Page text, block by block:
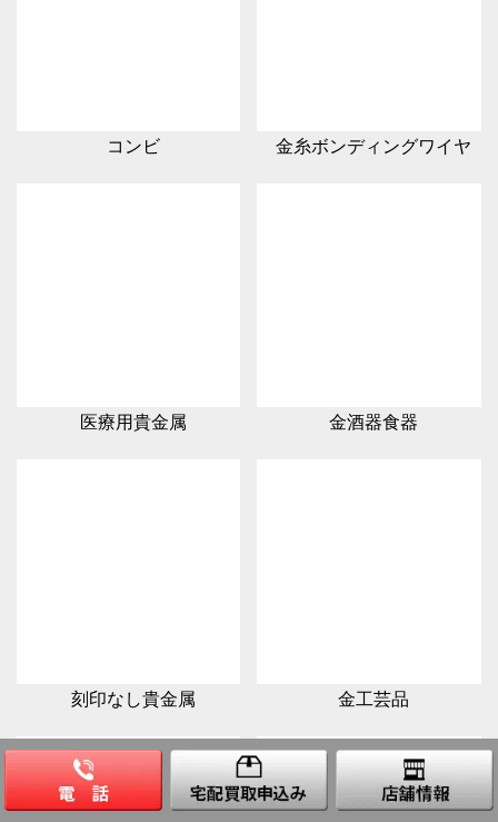
コンビ 金糸ボンディングワイヤ
医療用貴金属 金酒器食器
刻印なし貴金属 金工芸品